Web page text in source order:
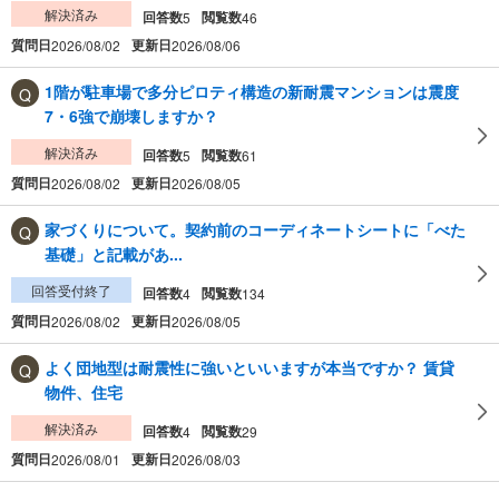
解決済み
回答数5 閲覧数46
質問日2026/08/02 更新日2026/08/06
1階が駐車場で多分ピロティ構造の新耐震マンションは震度
7・6強で崩壊しますか？
解決済み 回答数5 閲覧数61
質問日2026/08/02 更新日2026/08/05
家づくりについて。契約前のコーディネートシートに「べた
基礎」と記載があ...
回答受付終了 回答数4 閲覧数134
質問日2026/08/02 更新日2026/08/05
よく団地型は耐震性に強いといいますが本当ですか？ 賃貸
物件、住宅
解決済み 回答数4 閲覧数29
質問日2026/08/01 更新日2026/08/03